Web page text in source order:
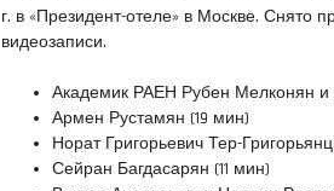
г. в «Президент-отеле» в Москве. Снято
видеозаписи.
Академик РАЕН Рубен Мелконян
Армен Рустамян (19 мин)
Норат Григорьевич Тер-
Сейран Багдасарян (11 мин)